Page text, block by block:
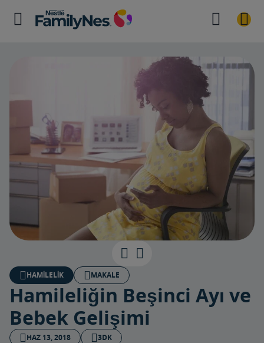
HAMILELIK MAKALE
Hamileliğin Beşinci Ayı ve
Bebek Gelişimi
HAZ 13, 2018 3DK